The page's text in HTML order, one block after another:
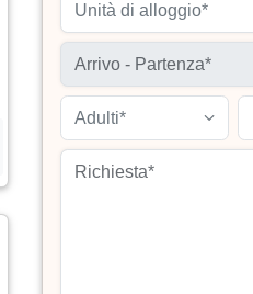
Unità di alloggio*
Adulti*